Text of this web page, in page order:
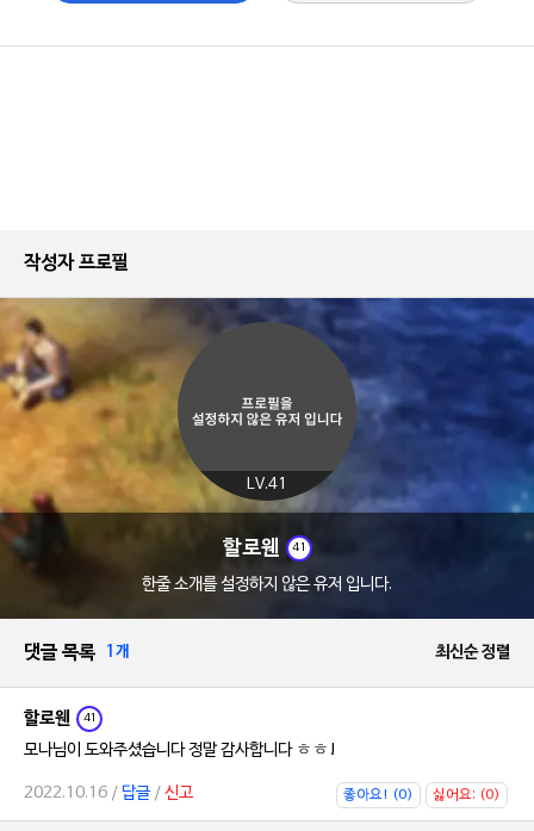
작성자 프로필
LV.41
할로웬 41
한줄 소개를 설정하지 않은 유저 입니다.
댓글 목록 1개 최신순 정렬
할로웬 41
모나님이 도와주셨습니다 정말 감사합니다 ㅎㅎ!
2022.10.16 / 답글/ 신고 좋아요! (0) 싫어요; (0)